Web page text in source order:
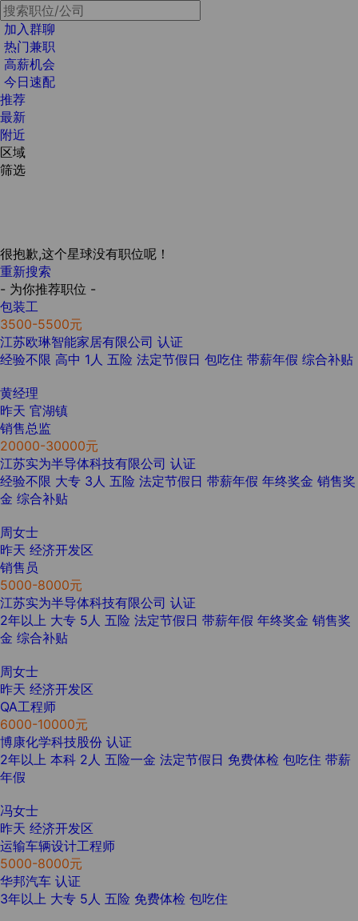
加入群聊
热门兼职
高薪机会
今日速配
推荐
最新
附近
区域
筛选
很抱歉,这个星球没有职位呢！
重新搜索
- 为你推荐职位 -
包装工
3500-5500元
江苏欧琳智能家居有限公司 认证
经验不限 高中 1人 五险 法定节假日 包吃住 带薪年假 综合补贴
黄经理
昨天 官湖镇
销售总监
20000-30000元
江苏实为半导体科技有限公司 认证
经验不限 大专 3人 五险 法定节假日 带薪年假 年终奖金 销售奖
金 综合补贴
周女士
昨天 经济开发区
销售员
5000-8000元
江苏实为半导体科技有限公司 认证
2年以上 大专 5人 五险 法定节假日 带薪年假 年终奖金 销售奖
金 综合补贴
周女士
昨天 经济开发区
QA工程师
6000-10000元
博康化学科技股份 认证
2年以上 本科 2人 五险一金 法定节假日 免费体检 包吃住 带薪
年假
冯女士
昨天 经济开发区
运输车辆设计工程师
5000-8000元
华邦汽车 认证
3年以上 大专 5人 五险 免费体检 包吃住